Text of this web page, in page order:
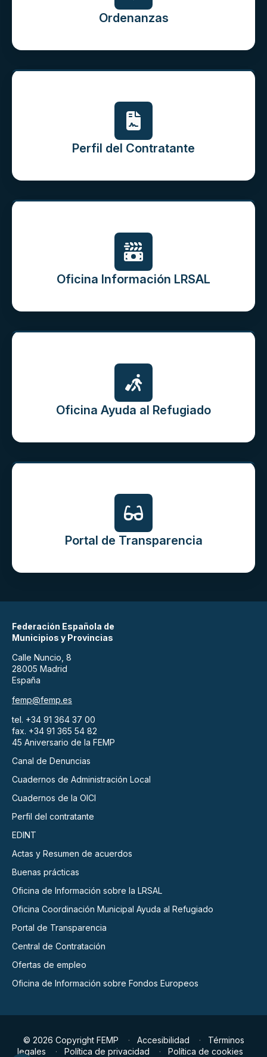
Ordenanzas
Perfil del Contratante
Oficina Información LRSAL
Oficina Ayuda al Refugiado
Portal de Transparencia
Federación Española de
Municipios y Provincias
Calle Nuncio, 8
28005 Madrid
España
femp@femp.es
tel. +34 91 364 37 00
fax. +34 91 365 54 82
45 Aniversario de la FEMP
Canal de Denuncias
Cuadernos de Administración Local
Cuadernos de la OICI
Perfil del contratante
EDINT
Actas y Resumen de acuerdos
Buenas prácticas
Oficina de Información sobre la LRSAL
Oficina Coordinación Municipal Ayuda al Refugiado
Portal de Transparencia
Central de Contratación
Ofertas de empleo
Oficina de Información sobre Fondos Europeos
© 2026 Copyright FEMP Accesibilidad
Términos
legales
Política de privacidad Política de cookies